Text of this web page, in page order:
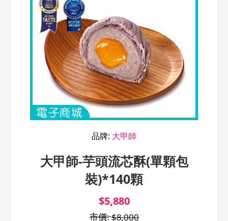
品牌: 大甲師
大甲師-芋頭流芯酥(單顆包
裝)*140顆
$5,880
市價:$8,000